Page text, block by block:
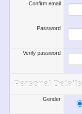
Confirm email
Password
Verify password
Personal Details
Gender